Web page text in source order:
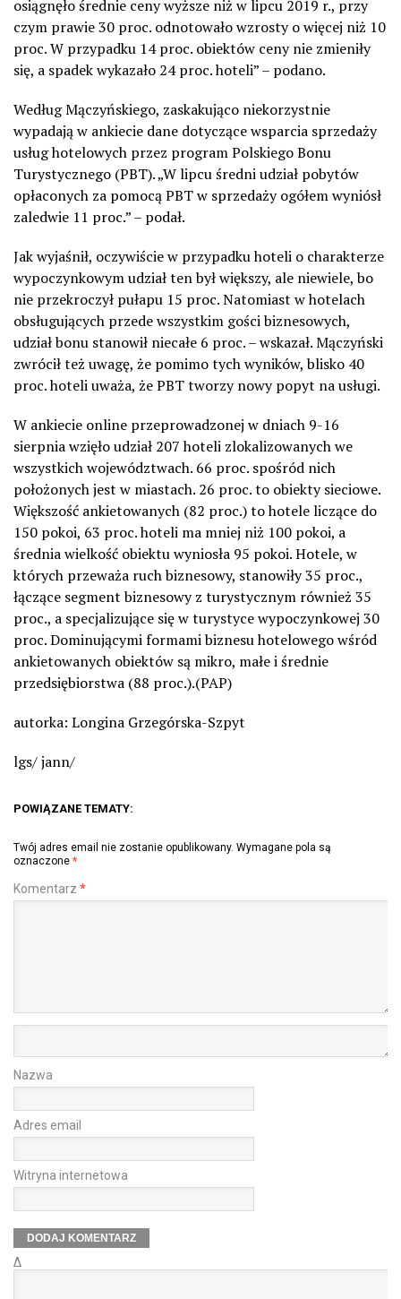
osiągnęło średnie ceny wyższe niż w lipcu 2019 r., przy
czym prawie 30 proc. odnotowało wzrosty o więcej niż 10
proc. W przypadku 14 proc. obiektów ceny nie zmieniły
się, a spadek wykazało 24 proc. hoteli” – podano.
Według Mączyńskiego, zaskakująco niekorzystnie
wypadają w ankiecie dane dotyczące wsparcia sprzedaży
usług hotelowych przez program Polskiego Bonu
Turystycznego (PBT). „W lipcu średni udział pobytów
opłaconych za pomocą PBT w sprzedaży ogółem wyniósł
zaledwie 11 proc.” – podał.
Jak wyjaśnił, oczywiście w przypadku hoteli o charakterze
wypoczynkowym udział ten był większy, ale niewiele, bo
nie przekroczył pułapu 15 proc. Natomiast w hotelach
obsługujących przede wszystkim gości biznesowych,
udział bonu stanowił niecałe 6 proc. – wskazał. Mączyński
zwrócił też uwagę, że pomimo tych wyników, blisko 40
proc. hoteli uważa, że PBT tworzy nowy popyt na usługi.
W ankiecie online przeprowadzonej w dniach 9-16
sierpnia wzięło udział 207 hoteli zlokalizowanych we
wszystkich województwach. 66 proc. spośród nich
położonych jest w miastach. 26 proc. to obiekty sieciowe.
Większość ankietowanych (82 proc.) to hotele liczące do
150 pokoi, 63 proc. hoteli ma mniej niż 100 pokoi, a
średnia wielkość obiektu wyniosła 95 pokoi. Hotele, w
których przeważa ruch biznesowy, stanowiły 35 proc.,
łączące segment biznesowy z turystycznym również 35
proc., a specjalizujące się w turystyce wypoczynkowej 30
proc. Dominującymi formami biznesu hotelowego wśród
ankietowanych obiektów są mikro, małe i średnie
przedsiębiorstwa (88 proc.).(PAP)
autorka: Longina Grzegórska-Szpyt
lgs/ jann/
POWIĄZANE TEMATY:
Twój adres email nie zostanie opublikowany. Wymagane pola są
oznaczone *
Komentarz *
Nazwa
Adres email
Witryna internetowa
Δ